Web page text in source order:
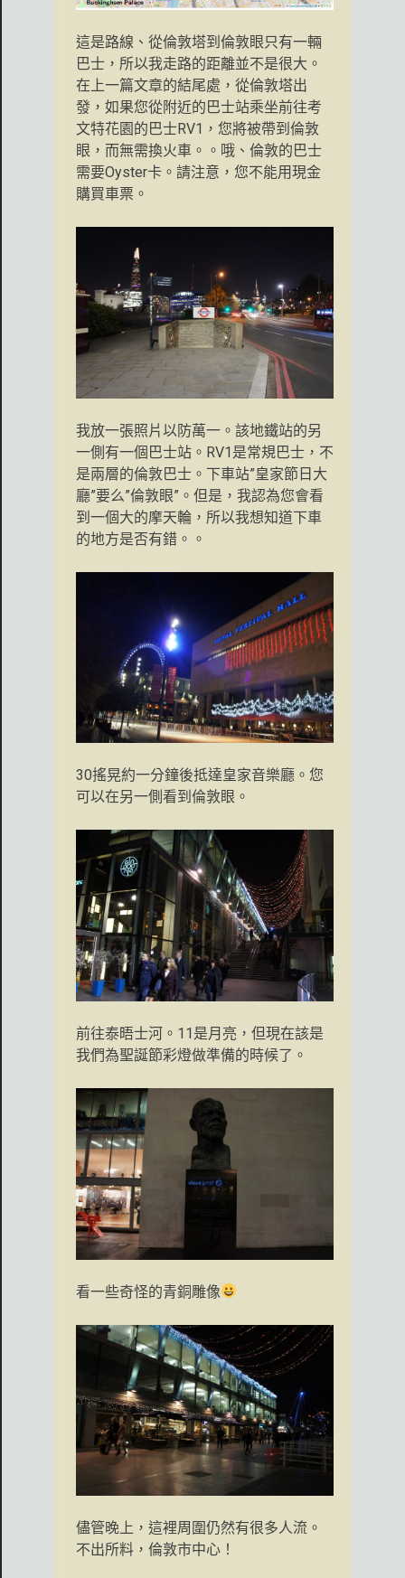
這是路線、從倫敦塔到倫敦眼只有一輛
巴士，所以我走路的距離並不是很大。
在上一篇文章的結尾處，從倫敦塔出
發，如果您從附近的巴士站乘坐前往考
文特花園的巴士RV1，您將被帶到倫敦
眼，而無需換火車。。哦、倫敦的巴士
需要Oyster卡。請注意，您不能用現金
購買車票。
我放一張照片以防萬一。該地鐵站的另
一側有一個巴士站。RV1是常規巴士，不
是兩層的倫敦巴士。下車站”皇家節日大
廳”要么”倫敦眼”。但是，我認為您會看
到一個大的摩天輪，所以我想知道下車
的地方是否有錯。。
30搖晃約一分鐘後抵達皇家音樂廳。您
可以在另一側看到倫敦眼。
前往泰晤士河。11是月亮，但現在該是
我們為聖誕節彩燈做準備的時候了。
看一些奇怪的青銅雕像
儘管晚上，這裡周圍仍然有很多人流。
不出所料，倫敦市中心！